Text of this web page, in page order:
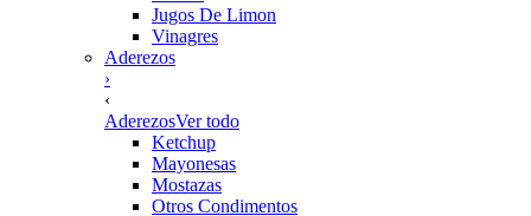
Jugos De Limon
Vinagres
Aderezos
›
‹
AderezosVer todo
Ketchup
Mayonesas
Mostazas
Otros Condimentos